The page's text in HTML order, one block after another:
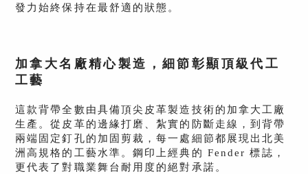
發力始終保持在最舒適的狀態。
加拿大名廠精心製造，細節彰顯頂級代工
工藝
這款背帶全數由具備頂尖皮革製造技術的加拿大工廠
生產。從皮革的邊緣打磨、紮實的防斷走線，到背帶
兩端固定釘孔的加固剪裁，每一處細節都展現出北美
洲高規格的工藝水準。鋼印上經典的 Fender 標誌，
更代表了對職業舞台耐用度的絕對承諾。